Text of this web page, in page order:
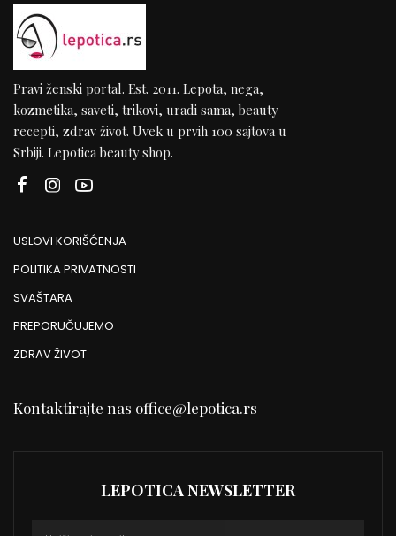
Pravi ženski portal. Est. 2011. Lepota, nega,
kozmetika, saveti, trikovi, uradi sama, beauty
recepti, zdrav život. Uvek u prvih 100 sajtova u
Srbiji. Lepotica beauty shop.
USLOVI KORIŠĆENJA
POLITIKA PRIVATNOSTI
SVAŠTARA
PREPORUČUJEMO
ZDRAV ŽIVOT
Kontaktirajte nas office@lepotica.rs
LEPOTICA NEWSLETTER